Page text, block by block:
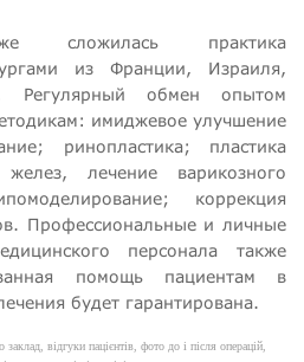
сложилась практика
из Франции, Израиля,
обмен опытом
имиджевое улучшение
ринопластика; пластика
лечение варикозного
коррекция
Профессиональные и личные
персонала также
помощь пациентам в
будет гарантирована.
відгуки пацієнтів, фото до і після операцій,